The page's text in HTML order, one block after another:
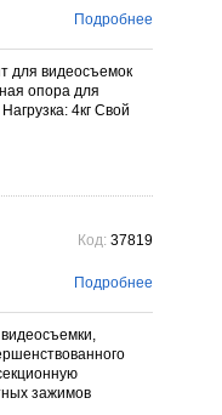
Подробнее
для видеосъемок
опора для
4кг Свой
Код: 37819
Подробнее
зажимов